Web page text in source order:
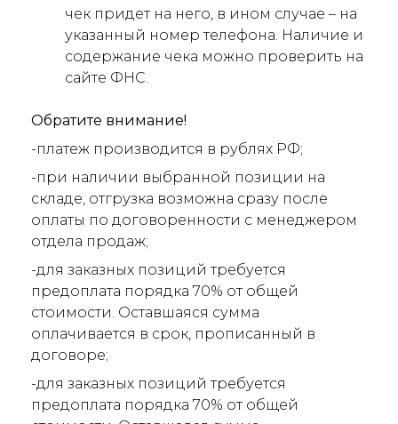
чек придет на него, в ином случае – на
указанный номер телефона. Наличие и
содержание чека можно проверить на
сайте ФНС.
Обратите внимание!
-платеж производится в рублях РФ;
-при наличии выбранной позиции на
складе, отгрузка возможна сразу после
оплаты по договоренности с менеджером
отдела продаж;
-для заказных позиций требуется
предоплата порядка 70% от общей
стоимости. Оставшаяся сумма
оплачивается в срок, прописанный в
договоре;
-для заказных позиций требуется
предоплата порядка 70% от общей